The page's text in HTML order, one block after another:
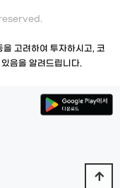
고려하여 투자하시고, 코
음을 알려드립니다.